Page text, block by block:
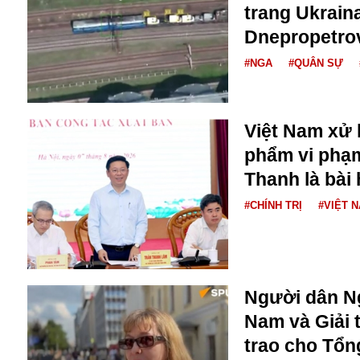
Diego Maradona
Di cư
Dòng chảy phương Bắc 1
Dải Gaza
Facebook
FED
Fansipan
F0
FLC
Gương sáng
Golf
Giáng sinh
GDP
trang
#NGA #QUÂN SỰ
Việt Nam xử
phẩm vi
Thanh là bài
#CHÍNH TRỊ #VIỆT
Người dân
Nam và Giải
trao cho